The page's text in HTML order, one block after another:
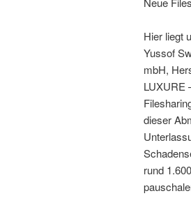
Hier liegt
Yussof
mbH,
LUXURE
dieser
rund